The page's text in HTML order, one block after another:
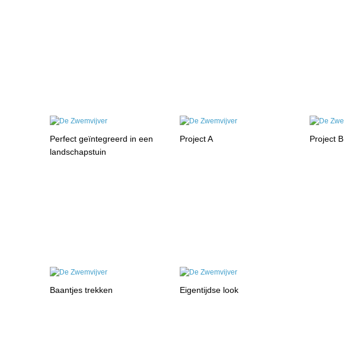
Perfect geïntegreerd in een
landschapstuin
Project A Project B
Baantjes trekken Eigentijdse look